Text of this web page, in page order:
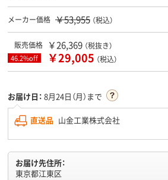
メーカー価格 ￥53,955 （税込）
販売価格 ￥26,369 （税抜き）
46.2%off ￥29,005 （税込）
お届け日： 8月24日（月）まで
直送品 山金工業株式会社
お届け先住所：
東京都江東区